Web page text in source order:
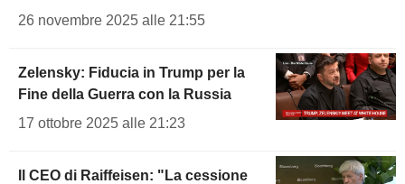
26 novembre 2025 alle 21:55
Zelensky: Fiducia in Trump per la
Fine della Guerra con la Russia
17 ottobre 2025 alle 21:23
Il CEO di Raiffeisen: "La cessione